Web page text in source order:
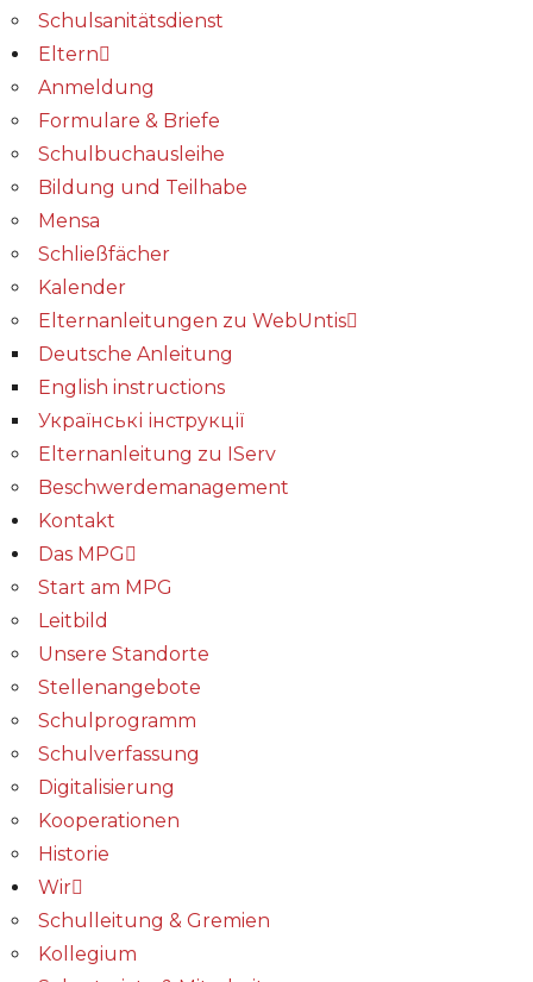
Schulsanitätsdienst
Eltern
Anmeldung
Formulare & Briefe
Schulbuchausleihe
Bildung und Teilhabe
Mensa
Schließfächer
Kalender
Elternanleitungen zu WebUntis
Deutsche Anleitung
English instructions
Українські інструкції
Elternanleitung zu IServ
Beschwerdemanagement
Kontakt
Das MPG
Start am MPG
Leitbild
Unsere Standorte
Stellenangebote
Schulprogramm
Schulverfassung
Digitalisierung
Kooperationen
Historie
Wir
Schulleitung & Gremien
Kollegium